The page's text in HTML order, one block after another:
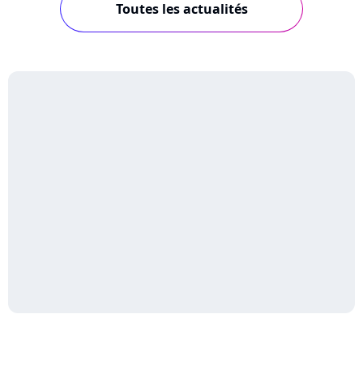
Toutes les actualités